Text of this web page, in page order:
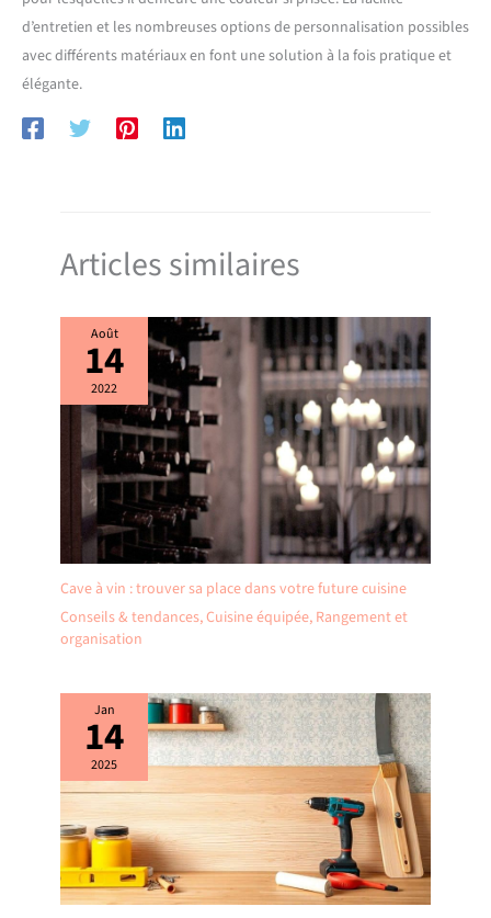
d’entretien et les nombreuses options de personnalisation possibles
avec différents matériaux en font une solution à la fois pratique et
élégante.
Articles similaires
Août
14
2022
Cave à vin : trouver sa place dans votre future cuisine
Conseils & tendances,Cuisine équipée, Rangement et
organisation
Jan
14
2025